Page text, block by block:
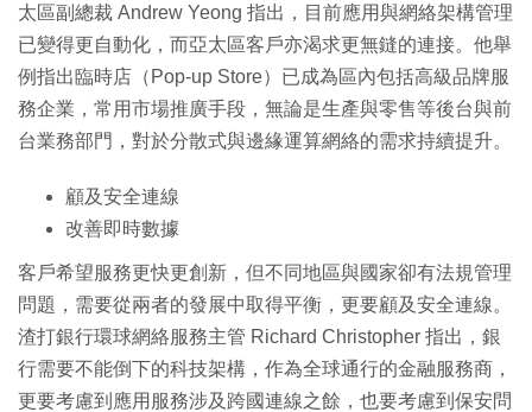
太區副總裁 Andrew Yeong 指出，目前應用與網絡架構管理
已變得更自動化，而亞太區客戶亦渴求更無鏠的連接。他舉
例指出臨時店（Pop-up Store）已成為區內包括高級品牌服
務企業，常用市場推廣手段，無論是生產與零售等後台與前
台業務部門，對於分散式與邊緣運算網絡的需求持續提升。
顧及安全連線
改善即時數據
客戶希望服務更快更創新，但不同地區與國家卻有法規管理
問題，需要從兩者的發展中取得平衡，更要顧及安全連線。
渣打銀行環球網絡服務主管 Richard Christopher 指出，銀
行需要不能倒下的科技架構，作為全球通行的金融服務商，
更要考慮到應用服務涉及跨國連線之餘，也要考慮到保安問